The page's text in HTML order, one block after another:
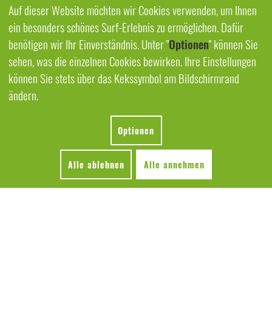
Auf dieser Website möchten wir Cookies verwenden, um Ihnen
ein besonders schönes Surf-Erlebnis zu ermöglichen. Dafür
benötigen wir Ihr Einverständnis. Unter "Optionen" können Sie
sehen, was die einzelnen Cookies bewirken. Ihre Einstellungen
können Sie stets über das Kekssymbol am Bildschirmrand
ändern.
Optionen
Alle ablehnen Alle annehmen